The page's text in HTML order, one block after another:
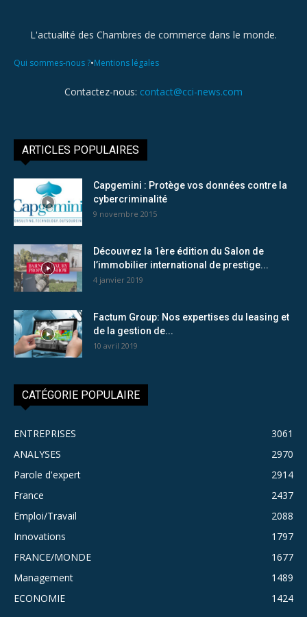
L'actualité des Chambres de commerce dans le monde.
Qui sommes-nous ?•Mentions légales
Contactez-nous: contact@cci-news.com
ARTICLES POPULAIRES
Capgemini : Protège vos données contre la
cybercriminalité
9 novembre 2015
Découvrez la 1ère édition du Salon de
l’immobilier international de prestige...
4 janvier 2019
Factum Group: Nos expertises du leasing et
de la gestion de...
10 avril 2019
CATÉGORIE POPULAIRE
ENTREPRISES
3061
ANALYSES
2970
Parole d'expert
2914
France
2437
Emploi/Travail
2088
Innovations
1797
FRANCE/MONDE
1677
Management
1489
ECONOMIE
1424